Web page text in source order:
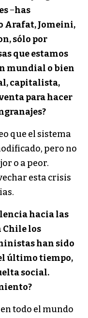
−has
Arafat, Jomeini,
sólo por
que estamos
mundial o bien
capitalista,
para hacer
que el sistema
pero no
o a peor.
esta crisis
hacia las
Chile los
han sido
último tiempo,
social.
todo el mundo